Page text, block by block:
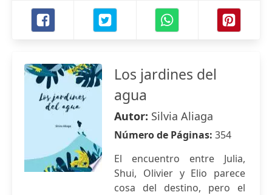
Los jardines del
agua
Autor: Silvia Aliaga
Número de Páginas: 354
El encuentro entre Julia,
Shui, Olivier y Elio parece
cosa del destino, pero el